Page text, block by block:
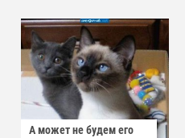
А может не будем его